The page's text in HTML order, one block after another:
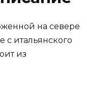
на севере
с итальянского
из